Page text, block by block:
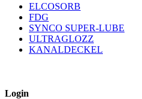
ELCOSORB
FDG
SYNCO SUPER-LUBE
ULTRAGLOZZ
KANALDECKEL
Login